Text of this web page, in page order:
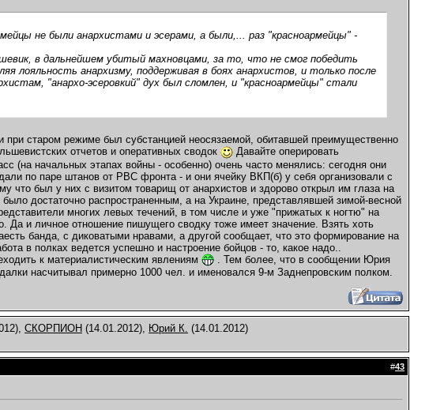
не были анархистами и эсерами, а были,... раз "красноармейцы" -
в дальнейшем убитый махновцами, за то, что не смог победить
лояльность анархизму, поддерживая в боях анархистов, и только после
"анархо-эсеровкий" дух был сломлен, и "красноармейцы" стали
старом режиме был субстанцией неосязаемой, обитавшей преимущественно
отчетов и оперативных сводок
Давайте оперировать
(на начальных этапах войны - особенно) очень часто менялись: сегодня они
по паре штанов от РВС фронта - и они ячейку ВКП(б) у себя организовали с
что был у них с визитом товарищ от анархистов и здорово открыл им глаза на
достаточно распространенным, а на Украине, представлявшей зимой-весной
многих левых течений, в том числе и уже "прижатых к ногтю" на
Да и личное отношение пишущего сводку тоже имеет значение. Взять хоть
банда, с диковатыми нравами, а другой сообщает, что это формирование на
в полках ведется успешно и настроение бойцов - то, какое надо..
к материалистическим явлениям
. Тем более, что в сообщении Юрия
насчитывал примерно 1000 чел. и именовался 9-м Заднепровским полком.
СКОРПИОН (14.01.2012), Юрий К. (14.01.2012)
#43